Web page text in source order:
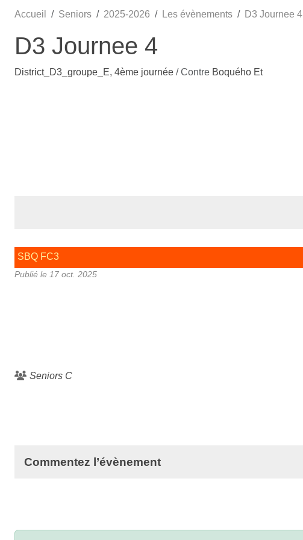
Accueil Seniors 2025-2026 Les évènements D3 Journee 4
D3 Journee 4
District_D3_groupe_E, 4ème journée / Contre Boquého Et
SBQ FC3
Publié le 17 oct. 2025
Seniors C
Commentez l’évènement